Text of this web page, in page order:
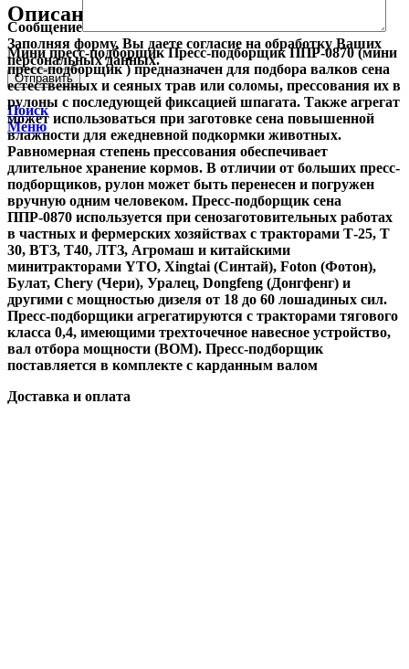
Сообщение
Заполняя форму, Вы даете согласие на обработку Ваших
персональных данных.
Поиск
Меню
Описание
Мини пресс-подборщик Пресс-подборщик ППР-0870 (мини
пресс-подборщик ) предназначен для подбора валков сена
естественных и сеяных трав или соломы, прессования их в
рулоны с последующей фиксацией шпагата. Также агрегат
может использоваться при заготовке сена повышенной
влажности для ежедневной подкормки животных.
Равномерная степень прессования обеспечивает
длительное хранение кормов. В отличии от больших пресс-
подборщиков, рулон может быть перенесен и погружен
вручную одним человеком. Пресс-подборщик сена
ППР-0870 используется при сенозаготовительных работах
в частных и фермерских хозяйствах с тракторами Т-25, Т
30, ВТЗ, Т40, ЛТЗ, Агромаш и китайскими
минитракторами YTO, Xingtai (Синтай), Foton (Фотон),
Булат, Chery (Чери), Уралец, Dongfeng (Донгфенг) и
другими с мощностью дизеля от 18 до 60 лошадиных сил.
Пресс-подборщики агрегатируются с тракторами тягового
класса 0,4, имеющими трехточечное навесное устройство,
вал отбора мощности (ВОМ). Пресс-подборщик
поставляется в комплекте с карданным валом
Доставка и оплата